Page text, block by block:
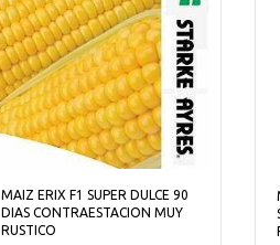
MAIZ ERIX F1 SUPER DULCE 90
DIAS CONTRAESTACION MUY
RUSTICO